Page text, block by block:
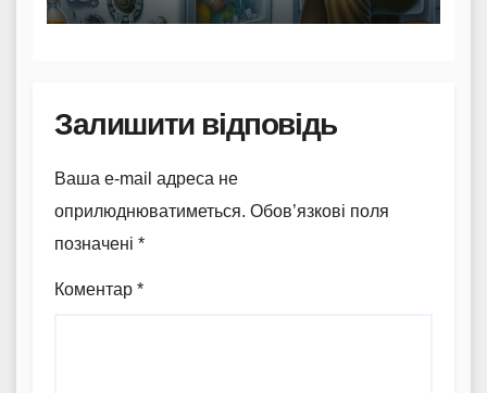
Залишити відповідь
Ваша e-mail адреса не
оприлюднюватиметься. Обов’язкові поля
позначені *
Коментар *